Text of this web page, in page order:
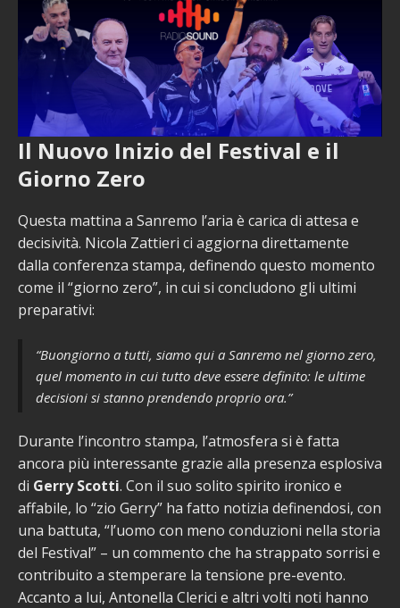
Il Nuovo Inizio del Festival e il
Giorno Zero
Questa mattina a Sanremo l’aria è carica di attesa e
decisività. Nicola Zattieri ci aggiorna direttamente
dalla conferenza stampa, definendo questo momento
come il “giorno zero”, in cui si concludono gli ultimi
preparativi:
“Buongiorno a tutti, siamo qui a Sanremo nel giorno zero,
quel momento in cui tutto deve essere definito: le ultime
decisioni si stanno prendendo proprio ora.”
Durante l’incontro stampa, l’atmosfera si è fatta
ancora più interessante grazie alla presenza esplosiva
di Gerry Scotti. Con il suo solito spirito ironico e
affabile, lo “zio Gerry” ha fatto notizia definendosi, con
una battuta, “l’uomo con meno conduzioni nella storia
del Festival” – un commento che ha strappato sorrisi e
contribuito a stemperare la tensione pre-evento.
Accanto a lui, Antonella Clerici e altri volti noti hanno